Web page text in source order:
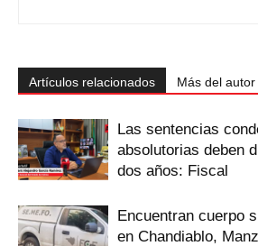
Artículos relacionados Más del autor
Las sentencias
absolutorias deben
dos años: Fiscal
Encuentran cuerpo
en Chandiablo,